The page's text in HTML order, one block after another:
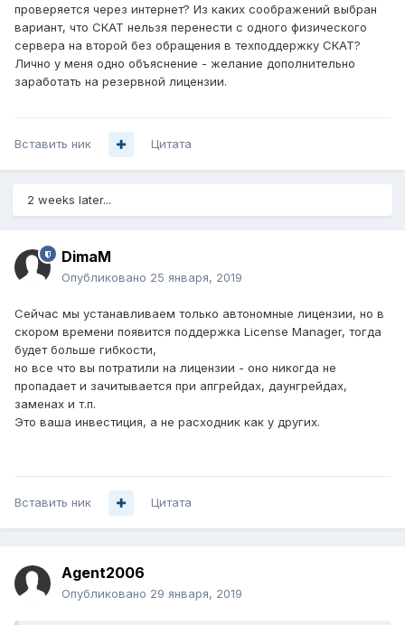
проверяется через интернет? Из каких соображений выбран
вариант, что СКАТ нельзя перенести с одного физического
сервера на второй без обращения в техподдержку СКАТ?
Лично у меня одно объяснение - желание дополнительно
заработать на резервной лицензии.
Вставить ник Цитата
2 weeks later...
DimaM
Опубликовано 25 января, 2019
Сейчас мы устанавливаем только автономные лицензии, но в
скором времени появится поддержка License Manager, тогда
будет больше гибкости,
но все что вы потратили на лицензии - оно никогда не
пропадает и зачитывается при апгрейдах, даунгрейдах,
заменах и т.п.
Это ваша инвестиция, а не расходник как у других.
Вставить ник Цитата
Agent2006
Опубликовано 29 января, 2019